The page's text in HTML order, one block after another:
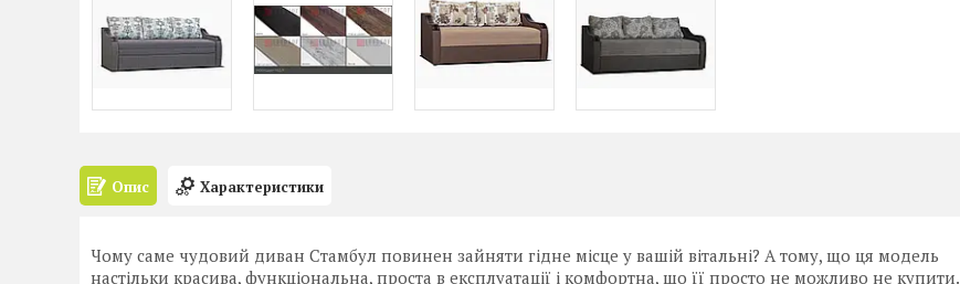
Опис Характеристики
Чому саме чудовий диван Стамбул повинен зайняти гідне місце у вашій вітальні? А тому, що ця модель
настільки красива, функціональна, проста в експлуатації і комфортна, що її просто не можливо не купити.